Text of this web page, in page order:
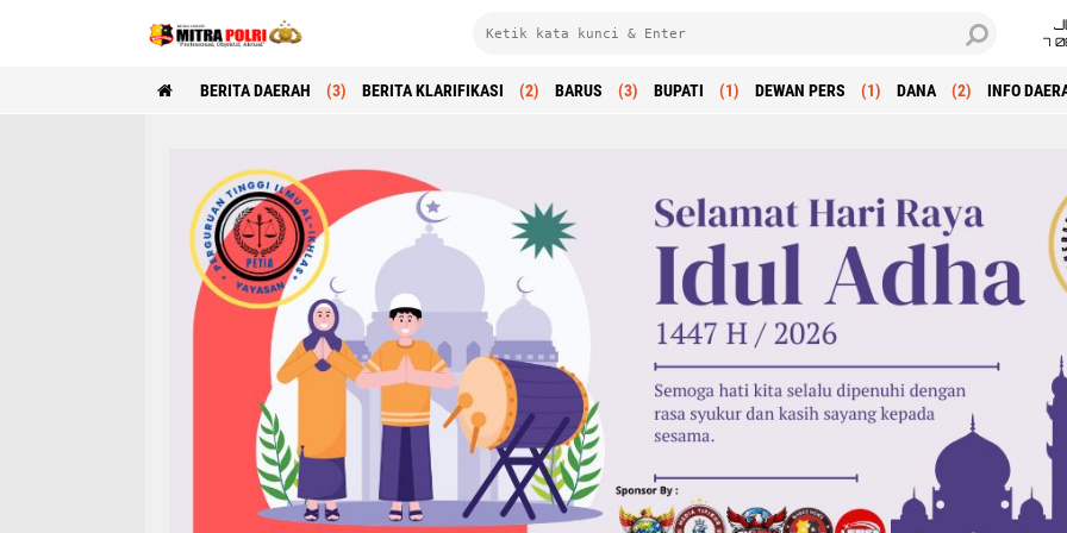
7
BERITA DAERAH (3) BERITA KLARIFIKASI (2) BARUS (3) BUPATI (1) DEWAN PERS (1) DANA (2) INFO